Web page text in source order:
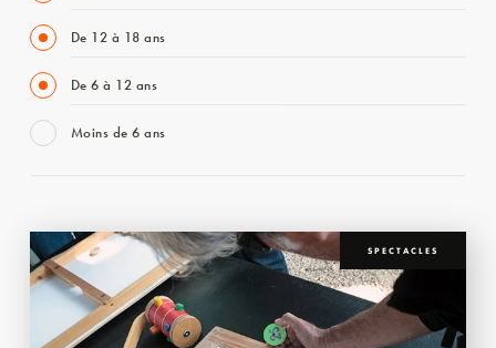
De 12 à 18 ans
De 6 à 12 ans
Moins de 6 ans
SPECTACLES